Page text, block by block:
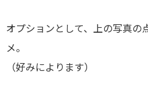
オプションとして、上の写真の
メ。
（好みによります）